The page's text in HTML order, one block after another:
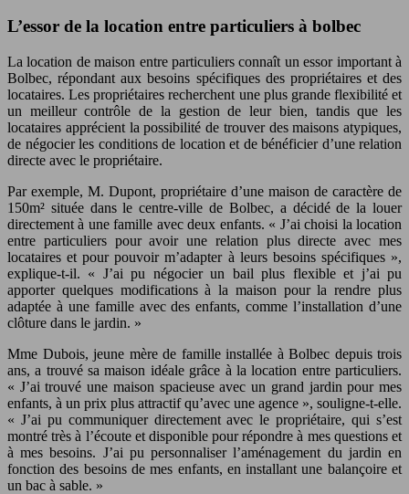
L’essor de la location entre particuliers à bolbec
La location de maison entre particuliers connaît un essor important à
Bolbec, répondant aux besoins spécifiques des propriétaires et des
locataires. Les propriétaires recherchent une plus grande flexibilité et
un meilleur contrôle de la gestion de leur bien, tandis que les
locataires apprécient la possibilité de trouver des maisons atypiques,
de négocier les conditions de location et de bénéficier d’une relation
directe avec le propriétaire.
Par exemple, M. Dupont, propriétaire d’une maison de caractère de
150m² située dans le centre-ville de Bolbec, a décidé de la louer
directement à une famille avec deux enfants. « J’ai choisi la location
entre particuliers pour avoir une relation plus directe avec mes
locataires et pour pouvoir m’adapter à leurs besoins spécifiques »,
explique-t-il. « J’ai pu négocier un bail plus flexible et j’ai pu
apporter quelques modifications à la maison pour la rendre plus
adaptée à une famille avec des enfants, comme l’installation d’une
clôture dans le jardin. »
Mme Dubois, jeune mère de famille installée à Bolbec depuis trois
ans, a trouvé sa maison idéale grâce à la location entre particuliers.
« J’ai trouvé une maison spacieuse avec un grand jardin pour mes
enfants, à un prix plus attractif qu’avec une agence », souligne-t-elle.
« J’ai pu communiquer directement avec le propriétaire, qui s’est
montré très à l’écoute et disponible pour répondre à mes questions et
à mes besoins. J’ai pu personnaliser l’aménagement du jardin en
fonction des besoins de mes enfants, en installant une balançoire et
un bac à sable. »